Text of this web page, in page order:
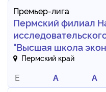
Премьер-лига
Пермский филиал
"Высшая школа
Пермский край
E A A